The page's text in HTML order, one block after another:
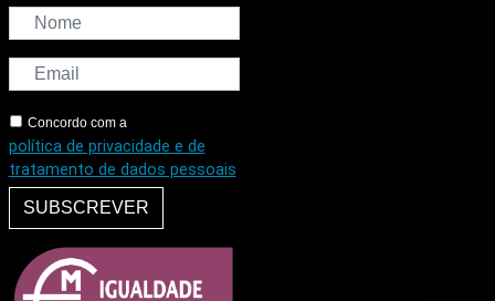
Concordo com a
política de privacidade e de
tratamento de dados pessoais
SUBSCREVER